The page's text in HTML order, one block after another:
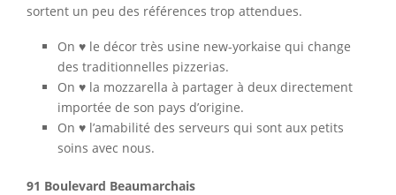
sortent un peu des références trop attendues.
On ♥ le décor très usine new-yorkaise qui change
des traditionnelles pizzerias.
On ♥ la mozzarella à partager à deux directement
importée de son pays d’origine.
On ♥ l’amabilité des serveurs qui sont aux petits
soins avec nous.
91 Boulevard Beaumarchais